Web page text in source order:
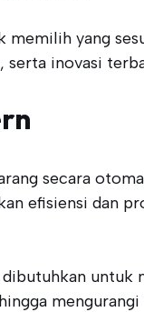
yang
serta inovasi
secara
efisiensi dan
untuk